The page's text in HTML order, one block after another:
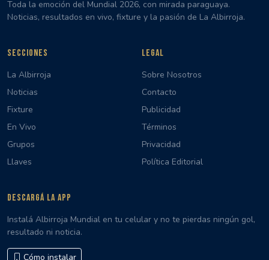
Toda la emoción del Mundial 2026, con mirada paraguaya.
Noticias, resultados en vivo, fixture y la pasión de La Albirroja.
SECCIONES
La Albirroja
Noticias
Fixture
En Vivo
Grupos
Llaves
LEGAL
Sobre Nosotros
Contacto
Publicidad
Términos
Privacidad
Política Editorial
DESCARGÁ LA APP
Instalá Albirroja Mundial en tu celular y no te pierdas ningún gol,
resultado ni noticia.
Cómo instalar